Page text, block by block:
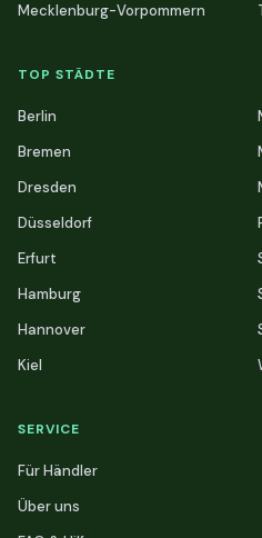
Mecklenburg-Vorpommern
TOP STÄDTE
Berlin
Bremen
Dresden
Düsseldorf
Erfurt
Hamburg
Hannover
Kiel
SERVICE
Für Händler
Über uns